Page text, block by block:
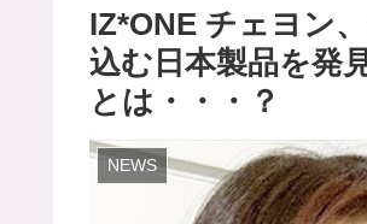
IZ*ONE チェヨン
込む日本製品を発
とは・・・？
NEWS